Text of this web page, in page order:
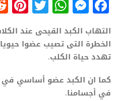
التهاب الكبد القيحى عند
الخطرة التى تصيب عضوا
تهدد حياة الكلب.
كما ان الكبد عضو أساسي
في أجسامنا.